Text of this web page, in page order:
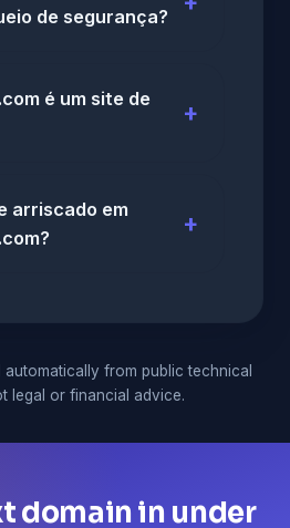
de segurança?
é um site de
arriscado em
automatically from public technical
legal or financial advice.
domain in under